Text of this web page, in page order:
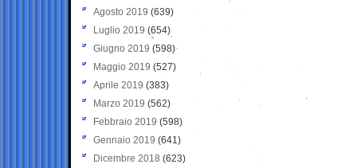
Agosto 2019 (639)
Luglio 2019 (654)
Giugno 2019 (598)
Maggio 2019 (527)
Aprile 2019 (383)
Marzo 2019 (562)
Febbraio 2019 (598)
Gennaio 2019 (641)
Dicembre 2018 (623)